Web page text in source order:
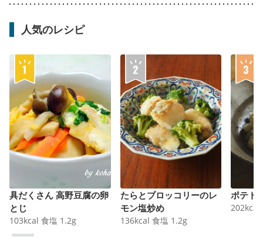
人気のレシピ
具だくさん 高野豆腐の卵
とじ
103kcal 食塩 1.2g
たらとブロッコリーのレ
モン塩炒め
136kcal 食塩 1.2g
ポテト
202kcal